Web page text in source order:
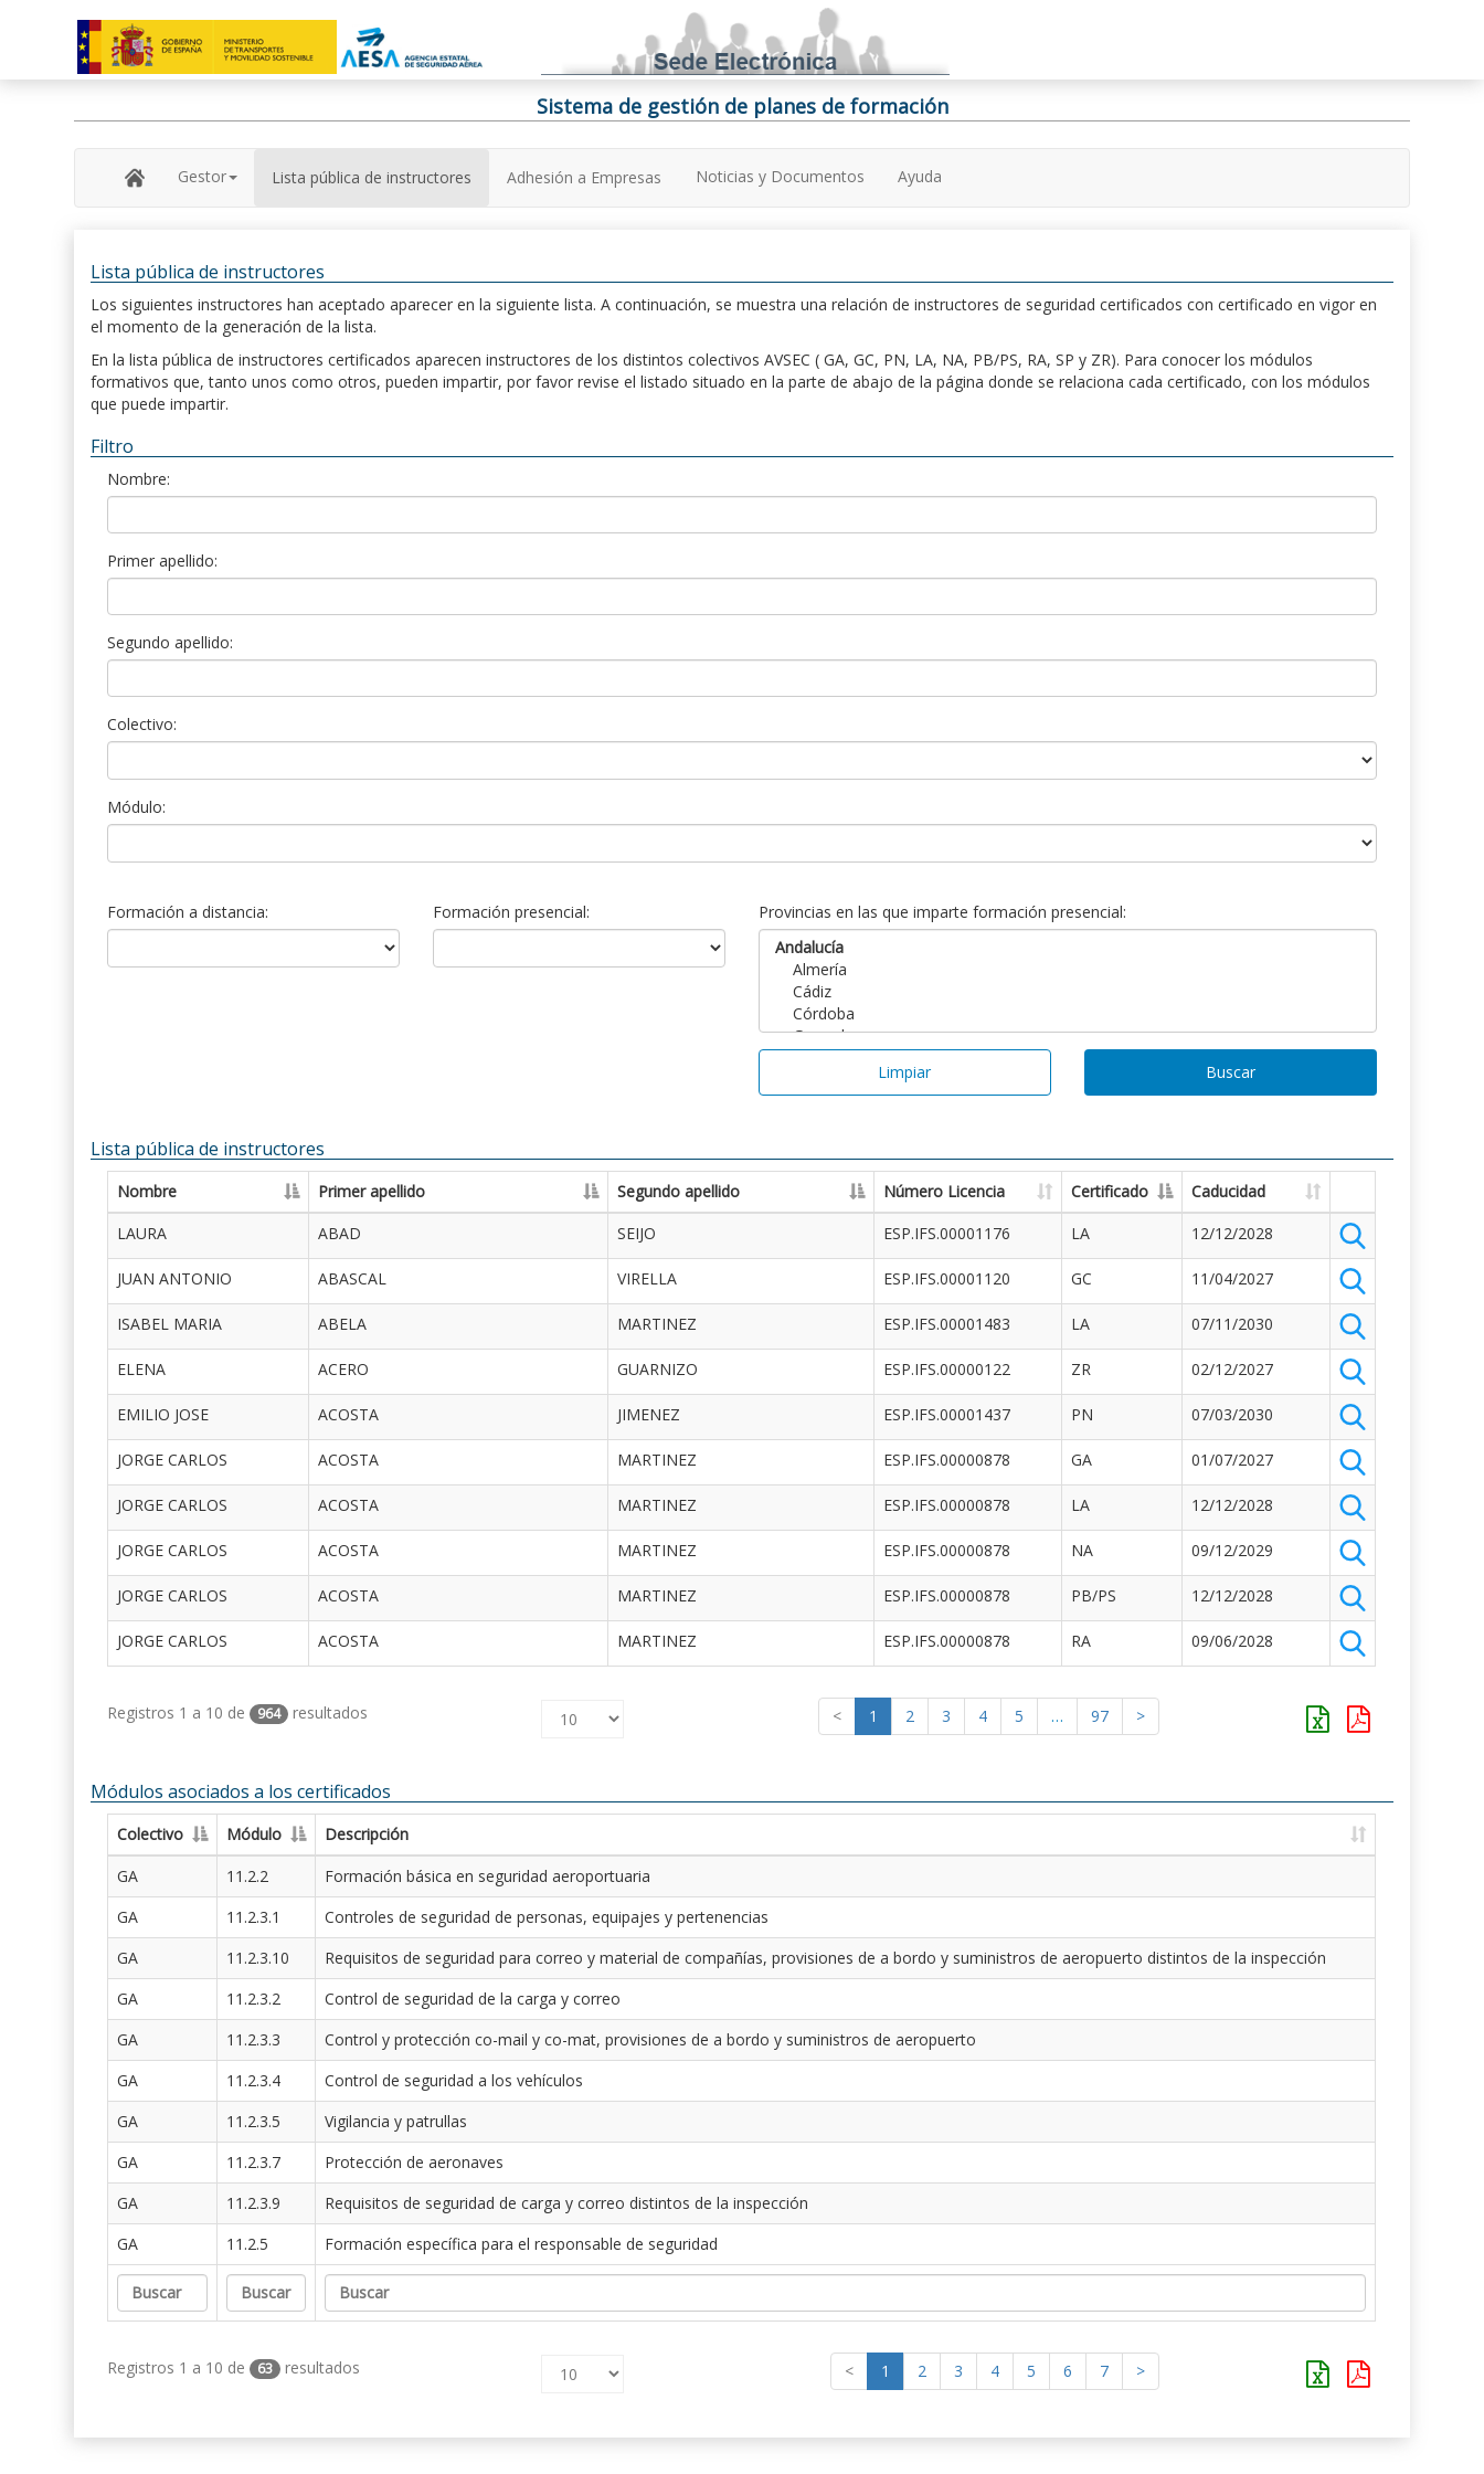
Sistema de gestión de planes de formación
Gestor Lista pública de instructores Adhesión a Empresas Noticias y Documentos Ayuda
Lista pública de instructores
Los siguientes instructores han aceptado aparecer en la siguiente lista. A continuación, se muestra una relación de instructores de seguridad certificados con certificado en vigor en
el momento de la generación de la lista.
En la lista pública de instructores certificados aparecen instructores de los distintos colectivos AVSEC ( GA, GC, PN, LA, NA, PB/PS, RA, SP y ZR). Para conocer los módulos
formativos que, tanto unos como otros, pueden impartir, por favor revise el listado situado en la parte de abajo de la página donde se relaciona cada certificado, con los módulos
que puede impartir.
Filtro
Nombre:
Primer apellido:
Segundo apellido:
Colectivo:
Módulo:
Formación a distancia: Formación presencial: Provincias en las que imparte formación presencial:
Limpiar Buscar
Lista pública de instructores
Nombre Primer apellido Segundo apellido Número Licencia Certificado
Caducidad
LAURA
ABAD SEIJO ESP.IFS.00001176 LA 12/12/2028
JUAN ANTONIO ABASCAL VIRELLA ESP.IFS.00001120 GC 11/04/2027
ISABEL MARIA ABELA MARTINEZ ESP.IFS.00001483 LA 07/11/2030
ELENA ACERO GUARNIZO ESP.IFS.00000122 ZR 02/12/2027
EMILIO JOSE ACOSTA JIMENEZ ESP.IFS.00001437 PN 07/03/2030
JORGE CARLOS ACOSTA MARTINEZ ESP.IFS.00000878 GA 01/07/2027
JORGE CARLOS ACOSTA MARTINEZ ESP.IFS.00000878 LA 12/12/2028
JORGE CARLOS ACOSTA MARTINEZ ESP.IFS.00000878 NA 09/12/2029
JORGE CARLOS ACOSTA MARTINEZ ESP.IFS.00000878 PB/PS 12/12/2028
JORGE CARLOS ACOSTA MARTINEZ ESP.IFS.00000878 RA 09/06/2028
Registros 1 a 10 de 964 resultados < 1 2 3 4 5 … 97 >
Módulos asociados a los certificados
Colectivo Módulo
Descripción
GA
11.2.2
Formación básica en seguridad aeroportuaria
GA
11.2.3.1
Controles de seguridad de personas, equipajes y pertenencias
GA
11.2.3.10
Requisitos de seguridad para correo y material de compañías, provisiones de a bordo y suministros de aeropuerto distintos de la inspección
GA
11.2.3.2
Control de seguridad de la carga y correo
GA
11.2.3.3
Control y protección co-mail y co-mat, provisiones de a bordo y suministros de aeropuerto
GA
11.2.3.4
Control de seguridad a los vehículos
GA
11.2.3.5
Vigilancia y patrullas
GA
11.2.3.7
Protección de aeronaves
GA
11.2.3.9
Requisitos de seguridad de carga y correo distintos de la inspección
GA
11.2.5 Formación específica para el responsable de seguridad
Registros 1 a 10 de 63 resultados < 1 2 3 4 5 6 7 >